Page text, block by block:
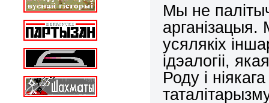
Мы не
арганізацыя.
усялякіх
ідэалогіі,
Роду і